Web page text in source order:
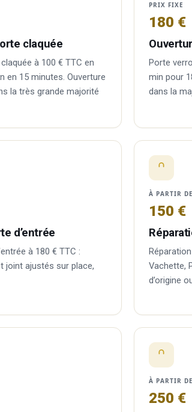
claquée
à 100 € TTC en
en 15 minutes. Ouverture
la très grande majorité
PRIX FIXE
180 €
Porte
min pour
dans la
d’entrée
à 180 € TTC :
joint ajustés sur place,
À PARTIR DE
150 €
Vachette,
d’origine
À PARTIR DE
250 €